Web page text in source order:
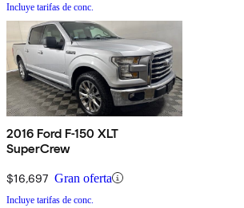
Incluye tarifas de conc.
2016 Ford F-150 XLT
SuperCrew
$16,697 Gran oferta
Incluye tarifas de conc.